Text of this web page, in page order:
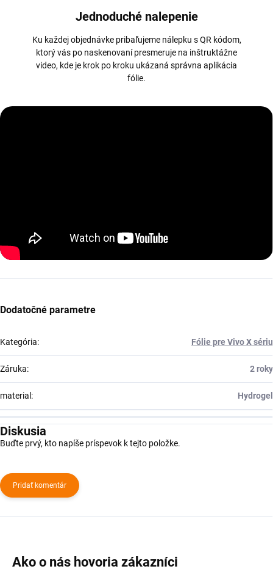
Jednoduché nalepenie
Ku každej objednávke pribaľujeme nálepku s QR kódom,
ktorý vás po naskenovaní presmeruje na inštruktážne
video, kde je krok po kroku ukázaná správna aplikácia
fólie.
Dodatočné parametre
Kategória: Fólie pre Vivo X sériu
Záruka: 2 roky
material: Hydrogel
Diskusia
Buďte prvý, kto napíše príspevok k tejto položke.
Pridať komentár